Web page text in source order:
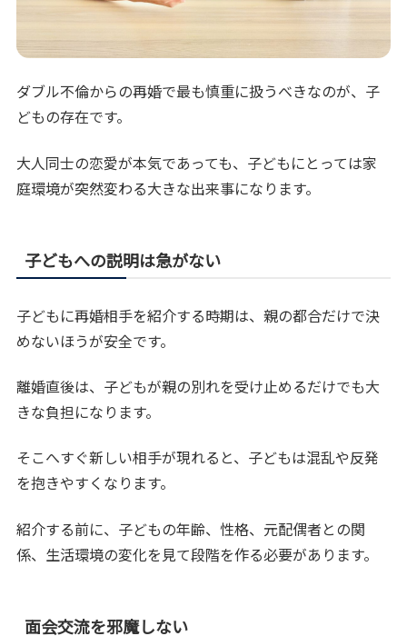
ダブル不倫からの再婚で最も慎重に扱うべきなのが、子
どもの存在です。
大人同士の恋愛が本気であっても、子どもにとっては家
庭環境が突然変わる大きな出来事になります。
子どもへの説明は急がない
子どもに再婚相手を紹介する時期は、親の都合だけで決
めないほうが安全です。
離婚直後は、子どもが親の別れを受け止めるだけでも大
きな負担になります。
そこへすぐ新しい相手が現れると、子どもは混乱や反発
を抱きやすくなります。
紹介する前に、子どもの年齢、性格、元配偶者との関
係、生活環境の変化を見て段階を作る必要があります。
面会交流を邪魔しない